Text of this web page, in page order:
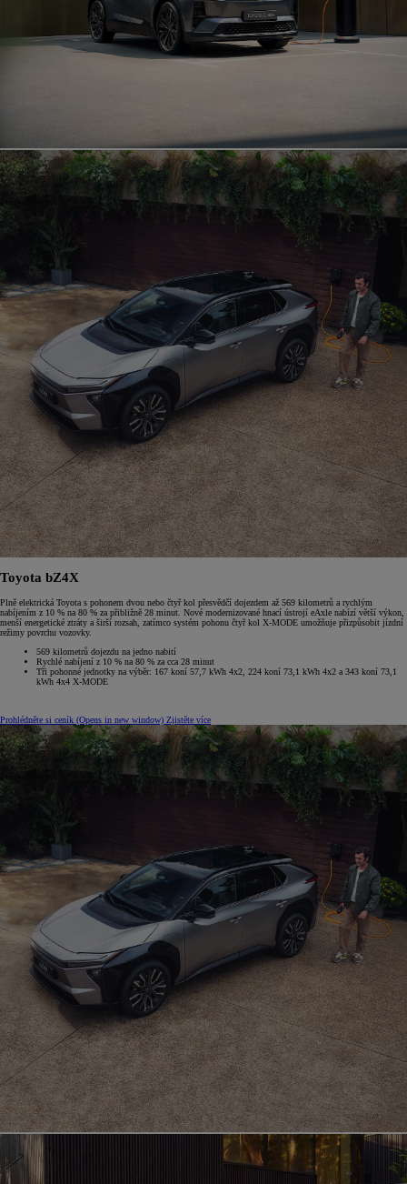
Toyota bZ4X
Plně elektrická Toyota s pohonem dvou nebo čtyř kol přesvědčí dojezdem až 569 kilometrů a rychlým
nabíjením z 10 % na 80 % za přibližně 28 minut. Nové modernizované hnací ústrojí eAxle nabízí větší výkon,
menší energetické ztráty a širší rozsah, zatímco systém pohonu čtyř kol X-MODE umožňuje přizpůsobit jízdní
režimy povrchu vozovky.
569 kilometrů dojezdu na jedno nabití
Rychlé nabíjení z 10 % na 80 % za cca 28 minut
Tři pohonné jednotky na výběr: 167 koní 57,7 kWh 4x2, 224 koní 73,1 kWh 4x2 a 343 koní 73,1
kWh 4x4 X-MODE
Prohlédněte si ceník (Opens in new window) Zjistěte více